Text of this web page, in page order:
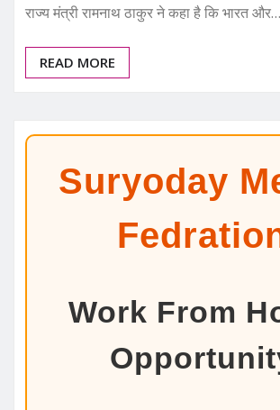
राज्य मंत्री रामनाथ ठाकुर ने कहा है कि भारत और…
READ MORE
Suryoday
Work From